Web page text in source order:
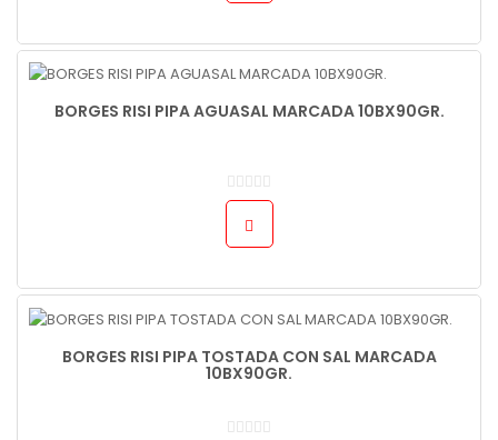
BORGES RISI PIPA AGUASAL MARCADA 10BX90GR.
BORGES RISI PIPA TOSTADA CON SAL MARCADA
10BX90GR.